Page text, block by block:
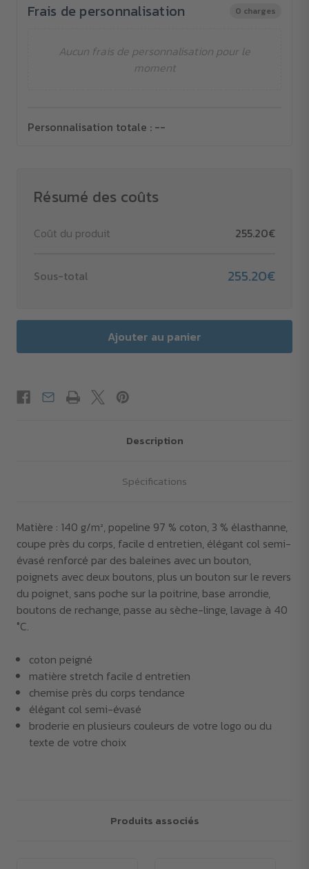
Frais de personnalisation 0 charges
Aucun frais de personnalisation pour le
moment
Personnalisation totale : --
Résumé des coûts
Coût du produit 255.20€
Sous-total 255.20€
Description
Spécifications
Matière : 140 g/m², popeline 97 % coton, 3 % élasthanne,
coupe près du corps, facile d entretien, élégant col semi-
évasé renforcé par des baleines avec un bouton,
poignets avec deux boutons, plus un bouton sur le revers
du poignet, sans poche sur la poitrine, base arrondie,
boutons de rechange, passe au sèche-linge, lavage à 40
°C.
coton peigné
matière stretch facile d entretien
chemise près du corps tendance
élégant col semi-évasé
broderie en plusieurs couleurs de votre logo ou du
texte de votre choix
Produits associés